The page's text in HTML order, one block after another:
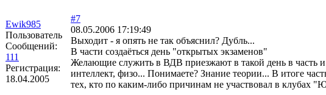
Ewik985
Пользователь
Сообщений:
111
Регистрация:
18.04.2005
#7
08.05.2006 17:19:49
Выходит - я опять не так объяснил? Дубль...
В части создаёться день "открытых экзаменов"
Желающие служить в ВДВ приезжают в такой день в часть
интеллект, физо... Понимаете? Знание теории... В итоге
тех, кто по каким-либо причинам не участвовал в клубах